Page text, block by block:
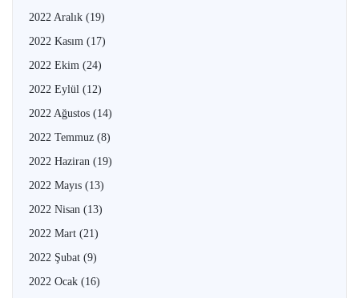
2022 Aralık (19)
2022 Kasım (17)
2022 Ekim (24)
2022 Eylül (12)
2022 Ağustos (14)
2022 Temmuz (8)
2022 Haziran (19)
2022 Mayıs (13)
2022 Nisan (13)
2022 Mart (21)
2022 Şubat (9)
2022 Ocak (16)